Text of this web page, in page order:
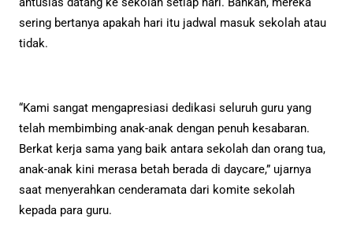
sering bertanya apakah hari itu jadwal masuk sekolah atau
tidak.
“Kami sangat mengapresiasi dedikasi seluruh guru yang
telah membimbing anak-anak dengan penuh kesabaran.
Berkat kerja sama yang baik antara sekolah dan orang tua,
anak-anak kini merasa betah berada di daycare,” ujarnya
saat menyerahkan cenderamata dari komite sekolah
kepada para guru.